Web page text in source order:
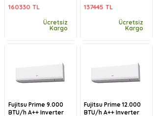
160330 TL
Ücretsiz
Kargo
Fujitsu Prime 9.000
BTU/h A++ Inverter
137445 TL
Ücretsiz
Kargo
Fujitsu Prime 12.000
BTU/h A++ Inverter